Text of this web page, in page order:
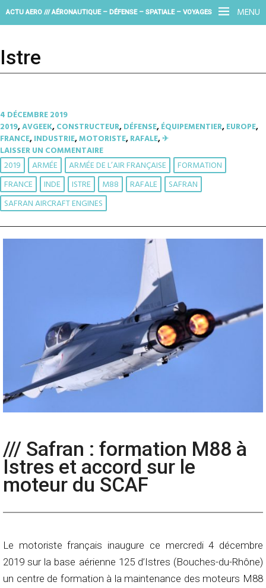
MENU
ACTU AERO /// AÉRONAUTIQUE – DÉFENSE – SPATIALE – VOYAGES
Istre
4 DÉCEMBRE 2019
2019,AVGEEK,CONSTRUCTEUR,DÉFENSE,ÉQUIPEMENTIER,EUROPE,
FRANCE,INDUSTRIE,MOTORISTE,RAFALE,✈︎
LAISSER UN COMMENTAIRE
2019 ARMÉE ARMÉE DE L’AIR FRANÇAISE
FORMATION
FRANCE
INDE ISTRE M88 RAFALE
SAFRAN
SAFRAN AIRCRAFT ENGINES
/// Safran : formation M88 à
Istres et accord sur le
moteur du SCAF
Le motoriste français inaugure ce mercredi 4 décembre
2019 sur la base aérienne 125 d’Istres (Bouches-du-Rhône)
un centre de formation à la maintenance des moteurs M88